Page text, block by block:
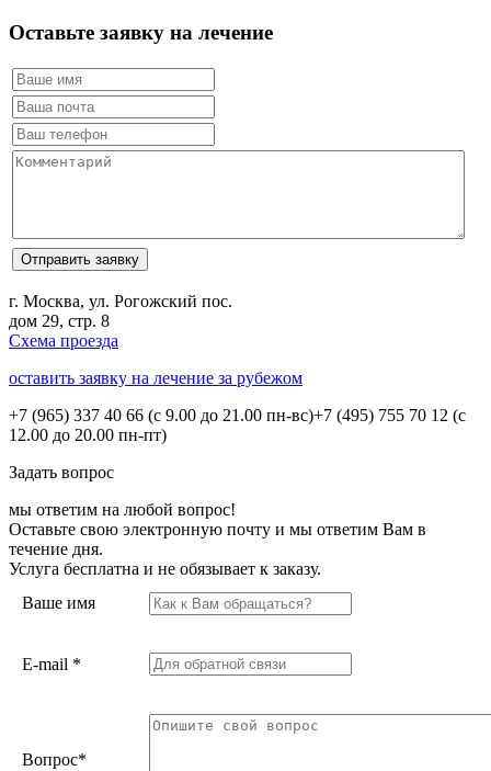
Оставьте заявку на лечение
г. Москва, ул. Рогожский пос.
дом 29, стр. 8
Схема проезда
оставить заявку на лечение за рубежом
+7 (965) 337 40 66 (с 9.00 до 21.00 пн-вс)+7 (495) 755 70 12 (с
12.00 до 20.00 пн-пт)
Задать вопрос
мы ответим на любой вопрос!
Оставьте свою электронную почту и мы ответим Вам в
течение дня.
Услуга бесплатна и не обязывает к заказу.
Ваше имя
E-mail *
Вопрос*